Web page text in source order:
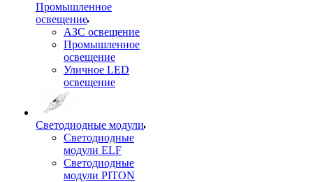
Промышленное
освещение
АЗС освещение
Промышленное
освещение
Уличное LED
освещение
Светодиодные модули
Светодиодные
модули ELF
Светодиодные
модули PITON